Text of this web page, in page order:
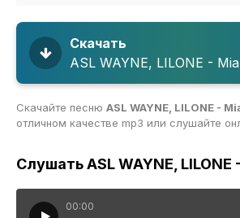
Скачать
ASL WAYNE, LILONE -
Скачайте песню ASL WAYNE, LILONE -
отличном качестве mp3 или слушайте
Слушать ASL WAYNE, LILONE
00:00